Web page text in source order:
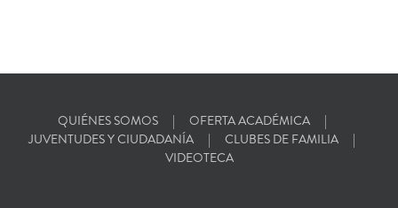
QUIÉNES SOMOS
OFERTA ACADÉMICA
JUVENTUDES Y CIUDADANÍA
CLUBES DE FAMILIA
VIDEOTECA